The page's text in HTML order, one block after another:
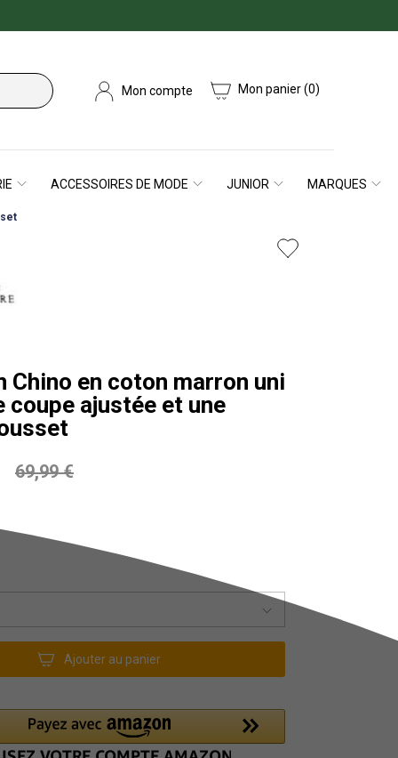
Mon compte Mon panier(0)
ACCESSOIRES DE MODE JUNIOR MARQUES
Chino en coton marron uni
coupe ajustée et une
69,99 €
Ajouter au panier